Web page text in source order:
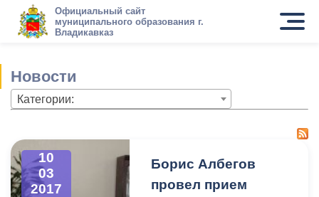
Официальный сайт
муниципального образования г.
Владикавказ
Новости
Категории:
10
03
2017
Борис Албегов
провел прием